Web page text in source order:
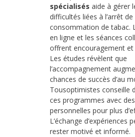
spécialisés aide à gérer
difficultés liées à l’arrêt de
consommation de tabac.
en ligne et les séances
offrent encouragement
Les études révèlent que
l’accompagnement
chances de succès d’au
Tousoptimistes conseille
ces programmes avec
personnelles pour plus
L’échange d’expériences
rester motivé et informé.